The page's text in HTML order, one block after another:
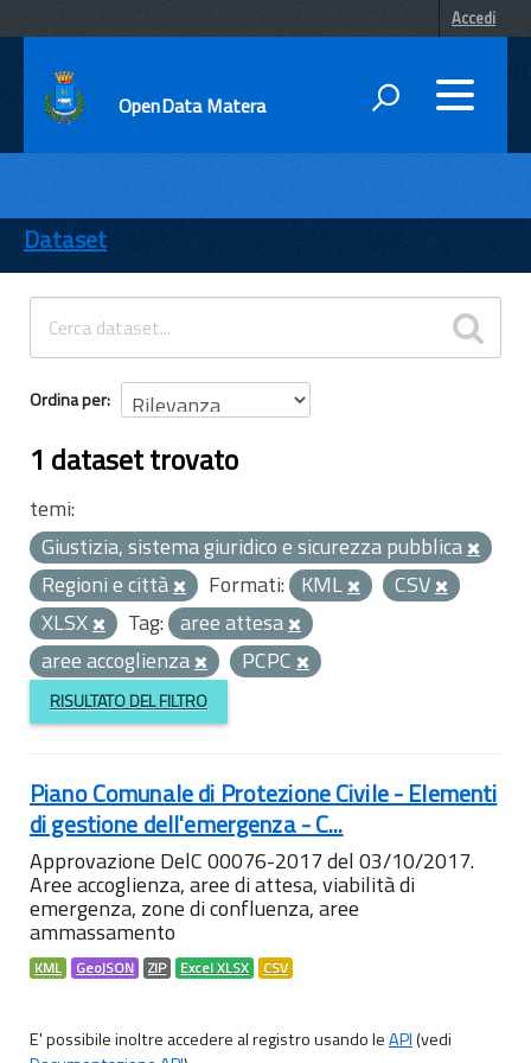
Accedi
OpenData Matera
ENTI
TEMI
INFORMAZIONI
Dataset
Ordina per
1 dataset trovato
temi:
Giustizia, sistema giuridico e sicurezza pubblica
Regioni e città
Formati: KML
CSV
XLSX
Tag: aree attesa
aree accoglienza
PCPC
RISULTATO DEL FILTRO
Piano Comunale di Protezione Civile - Elementi
di gestione dell'emergenza - C...
Approvazione DelC 00076-2017 del 03/10/2017.
Aree accoglienza, aree di attesa, viabilità di
emergenza, zone di confluenza, aree
ammassamento
KML GeoJSON ZIP Excel XLSX CSV
E' possibile inoltre accedere al registro usando leAPI(vedi